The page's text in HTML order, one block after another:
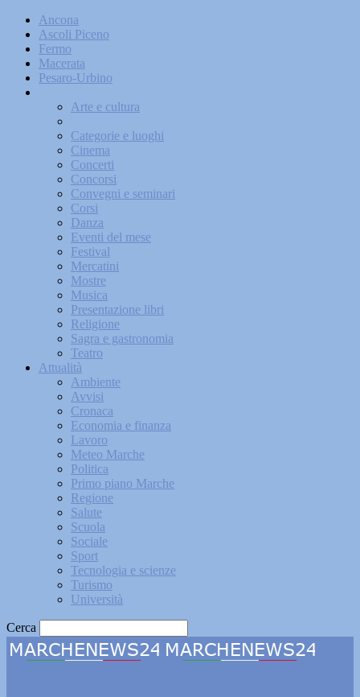
Ancona
Ascoli Piceno
Fermo
Macerata
Pesaro-Urbino
Arte e cultura
Categorie e luoghi
Cinema
Concerti
Concorsi
Convegni e seminari
Corsi
Danza
Eventi del mese
Festival
Mercatini
Mostre
Musica
Presentazione libri
Religione
Sagra e gastronomia
Teatro
Attualità
Ambiente
Avvisi
Cronaca
Economia e finanza
Lavoro
Meteo Marche
Politica
Primo piano Marche
Regione
Salute
Scuola
Sociale
Sport
Tecnologia e scienze
Turismo
Università
Cerca